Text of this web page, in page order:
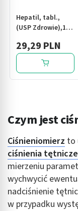
Hepatil, tabl.,
(USP Zdrowie),120
29,29 PLN
Czym jest
Ciśnieniomierz to
ciśnienia
mierzeniu
wychwycić
nadciśnienie
w przypadku